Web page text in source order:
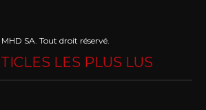
SA. Tout droit réservé.
LES PLUS LUS